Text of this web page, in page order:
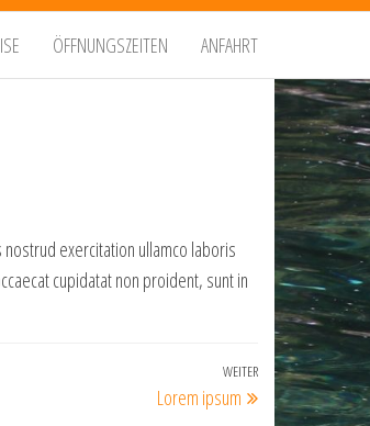
ÖFFNUNGSZEITEN ANFAHRT
exercitation ullamco laboris
cupidatat non proident, sunt in
Nächster
Beitrag
WEITER
Lorem ipsum